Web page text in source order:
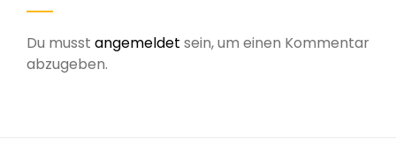
Du musst angemeldet sein, um einen Kommentar
abzugeben.